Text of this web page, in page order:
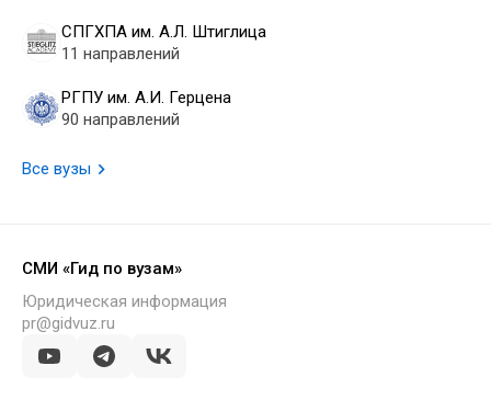
СПГХПА им. А.Л. Штиглица
11 направлений
РГПУ им. А.И. Герцена
90 направлений
Все вузы
СМИ «Гид по вузам»
Юридическая информация
pr@gidvuz.ru